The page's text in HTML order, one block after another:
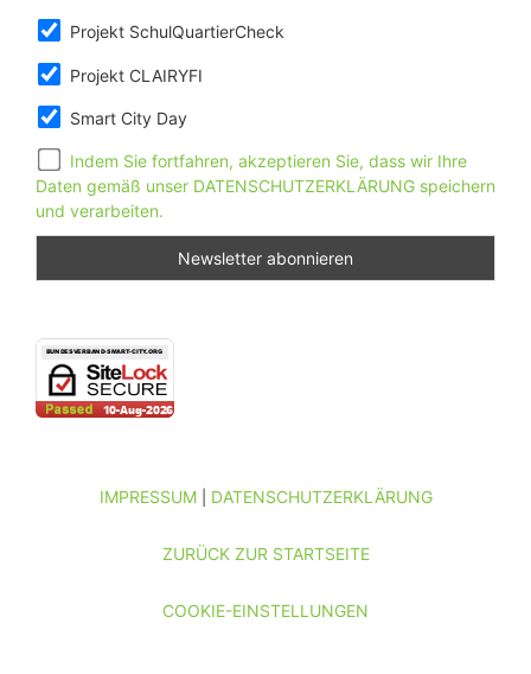
Projekt SchulQuartierCheck
Projekt CLAIRYFI
Smart City Day
Indem Sie fortfahren, akzeptieren Sie, dass wir Ihre
Daten gemäß unser DATENSCHUTZERKLÄRUNG speichern
und verarbeiten.
IMPRESSUM| DATENSCHUTZERKLÄRUNG
ZURÜCK ZUR STARTSEITE
COOKIE-EINSTELLUNGEN